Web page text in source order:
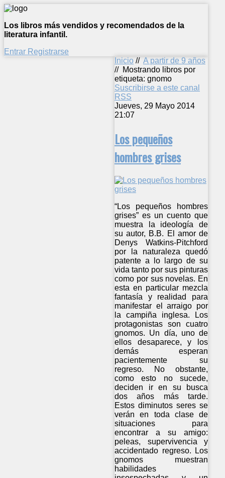
Los libros más vendidos y recomendados de la
literatura infantil.
Entrar Registrarse
Inicio // A partir de 9 años
// Mostrando libros por
etiqueta: gnomo
Suscribirse a este canal
RSS
Jueves, 29 Mayo 2014
21:07
Los pequeños
hombres grises
“Los pequeños hombres
grises” es un cuento que
muestra la ideología de
su autor, B.B. El amor de
Denys Watkins-Pitchford
por la naturaleza quedó
patente a lo largo de su
vida tanto por sus pinturas
como por sus novelas. En
esta en particular mezcla
fantasía y realidad para
manifestar el arraigo por
la campiña inglesa. Los
protagonistas son cuatro
gnomos. Un día, uno de
ellos desaparece, y los
demás esperan
pacientemente su
regreso. No obstante,
como esto no sucede,
deciden ir en su busca
dos años más tarde.
Estos diminutos seres se
verán en toda clase de
situaciones para
encontrar a su amigo:
peleas, supervivencia y
accidentado regreso. Los
gnomos muestran
habilidades